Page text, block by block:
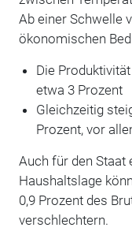
Ab einer Schwelle
ökonomischen
Die
etwa 3 Prozent
Gleichzeitig
Prozent, vor
Auch für den Staat
Haushaltslage
0,9 Prozent des
verschlechtern.